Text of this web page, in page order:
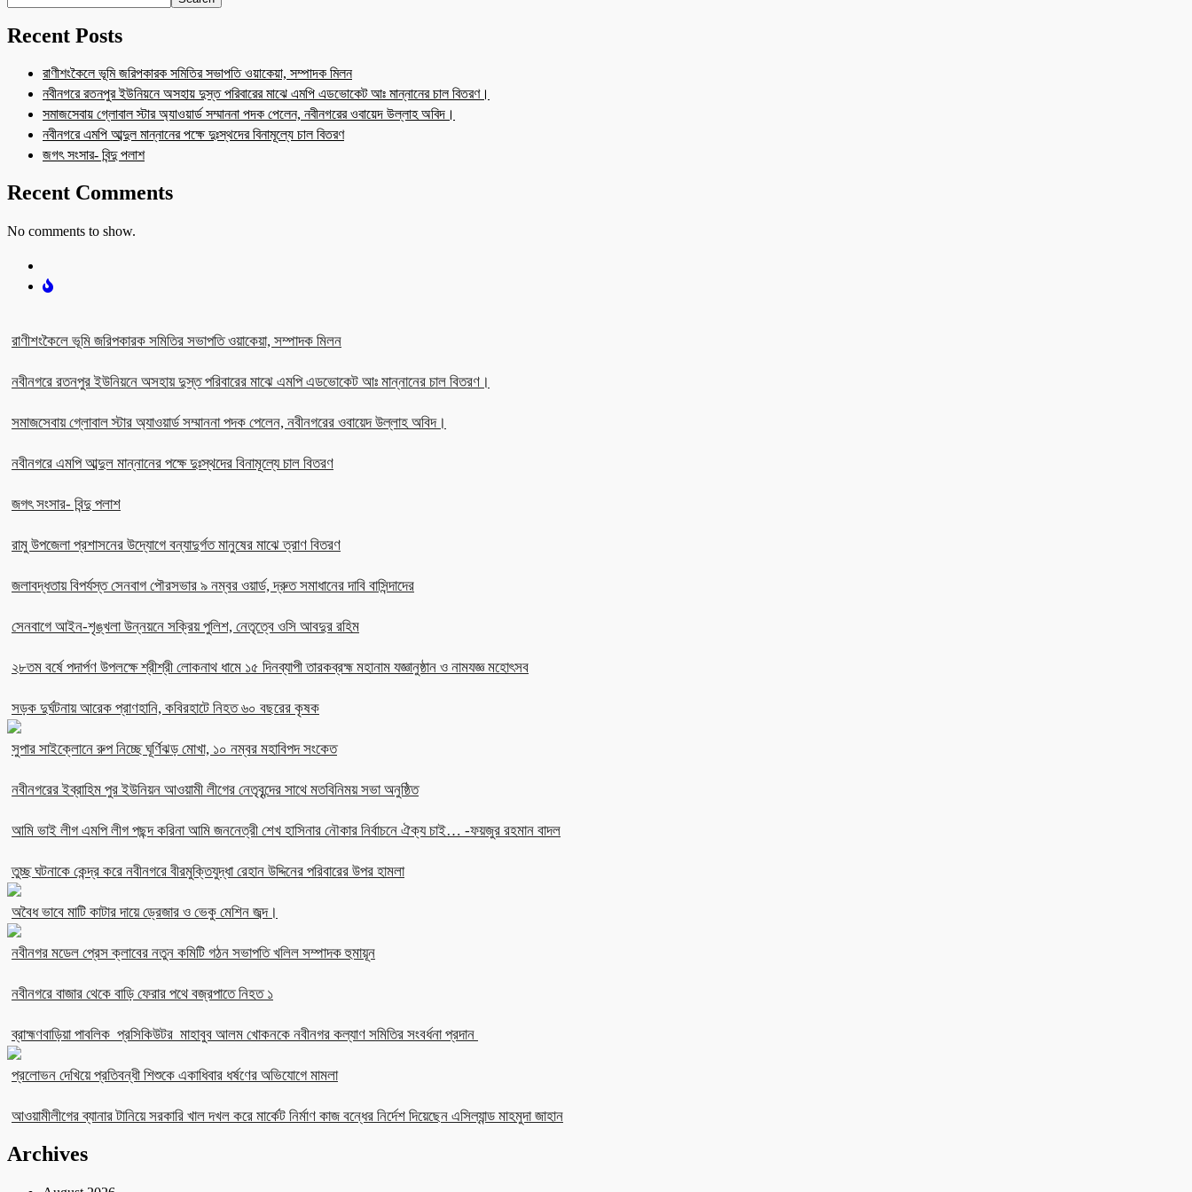
Recent Posts
রাণীশংকৈলে ভূমি জরিপকারক সমিতির সভাপতি ওয়াকেয়া, সম্পাদক মিলন
নবীনগরে রতনপুর ইউনিয়নে অসহায় দুস্ত পরিবারের মাঝে এমপি এডভোকেট আঃ মান্নানের চাল বিতরণ।
সমাজসেবায় গ্লোবাল স্টার অ্যাওয়ার্ড সম্মাননা পদক পেলেন, নবীনগরের ওবায়েদ উল্লাহ অবিদ।
নবীনগরে এমপি আব্দুল মান্নানের পক্ষে দুঃস্থদের বিনামূল্যে চাল বিতরণ
জগৎ সংসার- বিন্দু পলাশ
Recent Comments
No comments to show.
রাণীশংকৈলে ভূমি জরিপকারক সমিতির সভাপতি ওয়াকেয়া, সম্পাদক মিলন
নবীনগরে রতনপুর ইউনিয়নে অসহায় দুস্ত পরিবারের মাঝে এমপি এডভোকেট আঃ মান্নানের চাল বিতরণ।
সমাজসেবায় গ্লোবাল স্টার অ্যাওয়ার্ড সম্মাননা পদক পেলেন, নবীনগরের ওবায়েদ উল্লাহ অবিদ।
নবীনগরে এমপি আব্দুল মান্নানের পক্ষে দুঃস্থদের বিনামূল্যে চাল বিতরণ
জগৎ সংসার- বিন্দু পলাশ
রামু উপজেলা প্রশাসনের উদ্যোগে বন্যাদুর্গত মানুষের মাঝে ত্রাণ বিতরণ
জলাবদ্ধতায় বিপর্যস্ত সেনবাগ পৌরসভার ৯ নম্বর ওয়ার্ড, দ্রুত সমাধানের দাবি বাসিন্দাদের
সেনবাগে আইন-শৃঙ্খলা উন্নয়নে সক্রিয় পুলিশ, নেতৃত্বে ওসি আবদুর রহিম
২৮তম বর্ষে পদার্পণ উপলক্ষে শ্রীশ্রী লোকনাথ ধামে ১৫ দিনব্যাপী তারকব্রহ্ম মহানাম যজ্ঞানুষ্ঠান ও নামযজ্ঞ মহোৎসব
সড়ক দুর্ঘটনায় আরেক প্রাণহানি, কবিরহাটে নিহত ৬০ বছরের কৃষক
সুপার সাইক্লোনে রুপ নিচ্ছে ঘূর্ণিঝড় মোখা, ১০ নম্বর মহাবিপদ সংকেত
নবীনগরের ইব্রাহিম পুর ইউনিয়ন আওয়ামী লীগের নেতৃবৃন্দের সাথে মতবিনিময় সভা অনুষ্ঠিত
আমি ভাই লীগ এমপি লীগ পছন্দ করিনা আমি জননেত্রী শেখ হাসিনার নৌকার নির্বাচনে ঐক্য চাই… -ফয়জুর রহমান বাদল
তুচ্ছ ঘটনাকে কেন্দ্র করে নবীনগরে বীরমুক্তিযুদ্ধা রেহান উদ্দিনের পরিবারের উপর হামলা
অবৈধ ভাবে মাটি কাটার দায়ে ড্রেজার ও ভেকু মেশিন জব্দ।
নবীনগর মডেল প্রেস ক্লাবের নতুন কমিটি গঠন সভাপতি খলিল সম্পাদক হুমায়ূন
নবীনগরে বাজার থেকে বাড়ি ফেরার পথে বজ্রপাতে নিহত ১
ব্রাহ্মণবাড়িয়া পাবলিক প্রসিকিউটর মাহাবুব আলম খোকনকে নবীনগর কল্যাণ সমিতির সংবর্ধনা প্রদান
প্রলোভন দেখিয়ে প্রতিবন্ধী শিশুকে একাধিবার ধর্ষণের অভিযোগে মামলা
আওয়ামীলীগের ব্যানার টানিয়ে সরকারি খাল দখল করে মার্কেট নির্মাণ কাজ বন্ধের নির্দেশ দিয়েছেন এসিল্যান্ড মাহমুদা জাহান
Archives